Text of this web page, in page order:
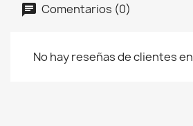
Comentarios (0)
No hay reseñas de clientes